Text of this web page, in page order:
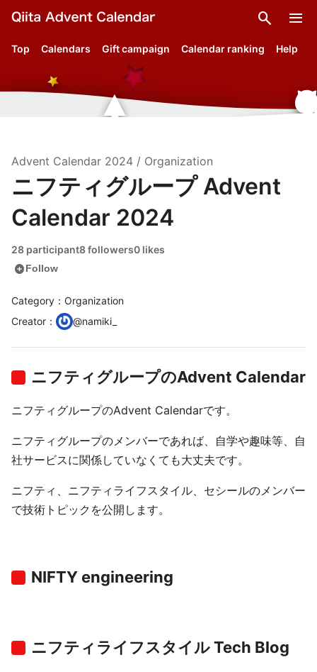
search menu
Top Calendars Gift campaign Calendar ranking Help
Advent Calendar 2024 / Organization
ニフティグループ Advent
Calendar 2024
28 participant8 followers0 likes
add_circleFollow
Category：Organization
Creator ： @namiki_
ニフティグループのAdvent Calendar
ニフティグループのAdvent Calendarです。
ニフティグループのメンバーであれば、自学や趣味等、自
社サービスに関係していなくても大丈夫です。
ニフティ、ニフティライフスタイル、セシールのメンバー
で技術トピックを公開します。
NIFTY engineering
ニフティライフスタイル Tech Blog